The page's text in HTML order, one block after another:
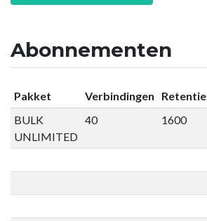
Abonnementen
Pakket Verbindingen Retentie
BULK
UNLIMITED
40 1600